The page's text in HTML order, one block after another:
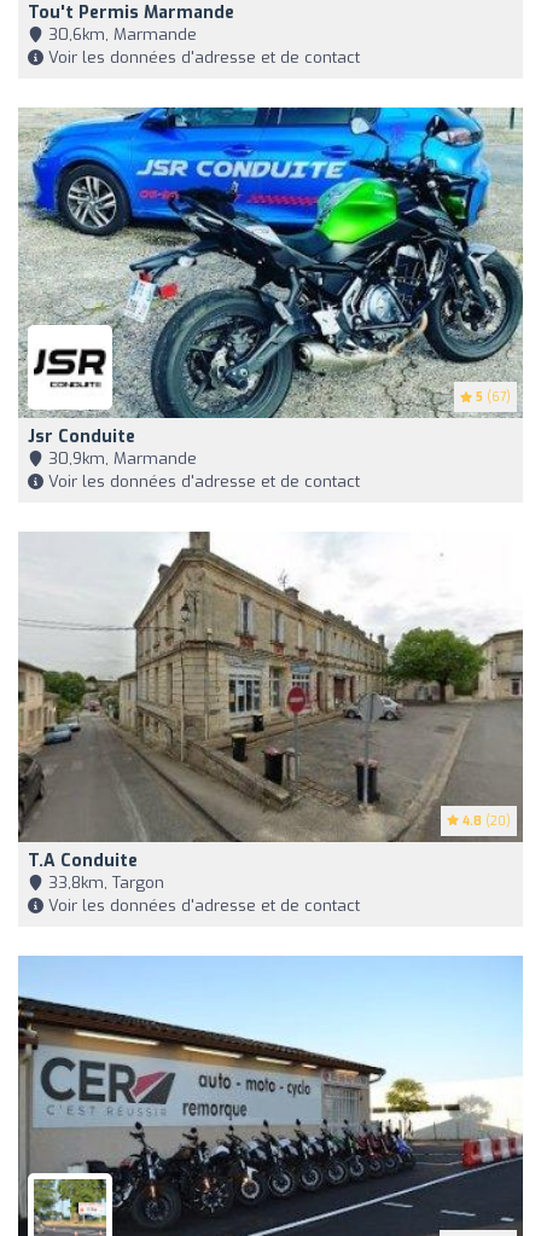
Tou't Permis Marmande
30,6km, Marmande
Voir les données d'adresse et de contact
5 (67)
Jsr Conduite
30,9km, Marmande
Voir les données d'adresse et de contact
4.8 (20)
T.a Conduite
33,8km, Targon
Voir les données d'adresse et de contact